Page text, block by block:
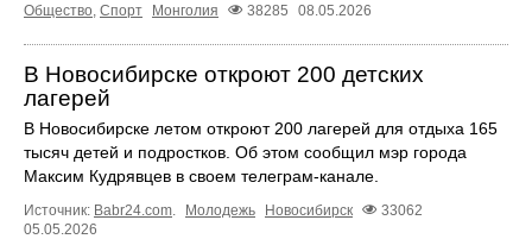
Общество, Спорт Монголия 38285 08.05.2026
В Новосибирске откроют 200 детских
лагерей
В Новосибирске летом откроют 200 лагерей для отдыха 165
тысяч детей и подростков. Об этом сообщил мэр города
Максим Кудрявцев в своем телеграм-канале.
Источник: Babr24.com. Молодежь Новосибирск
33062
05.05.2026